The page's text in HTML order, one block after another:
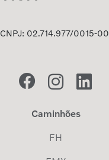
CNPJ: 02.714.977/0015-00
Caminhões
FH